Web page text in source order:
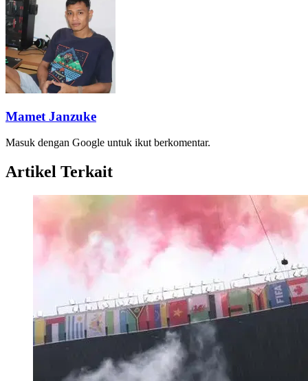
Mamet Janzuke
Masuk dengan Google untuk ikut berkomentar.
Artikel Terkait